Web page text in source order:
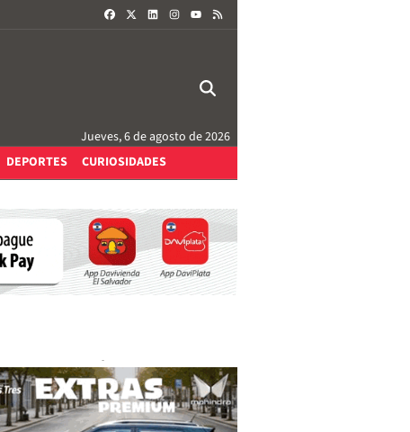
FACEBOOKLINKEDININSTAGRAM
Jueves, 6 de agosto de 2026
DEPORTES CURIOSIDADES